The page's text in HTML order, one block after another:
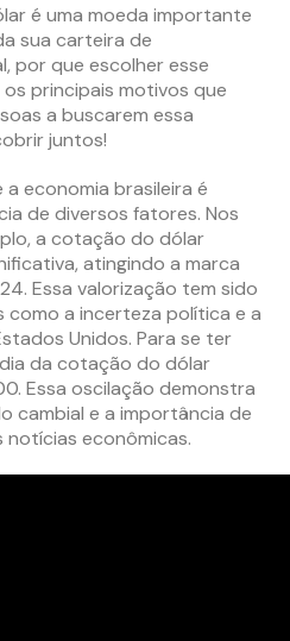
é uma moeda importante
sua carteira de
por que escolher esse
principais motivos que
a buscarem essa
juntos!
economia brasileira é
de diversos fatores. Nos
a cotação do dólar
atingindo a marca
Essa valorização tem sido
a incerteza política e a
Unidos. Para se ter
da cotação do dólar
Essa oscilação demonstra
cambial e a importância de
econômicas.